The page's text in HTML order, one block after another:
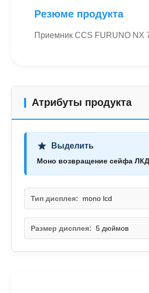
Резюме продукта
Приемник CCS FURUNO NX
Атрибуты продукта
Выделить
Моно возвращение сейфа
Тип дисплея: mono lcd
Размер дисплея: 5 дюймов